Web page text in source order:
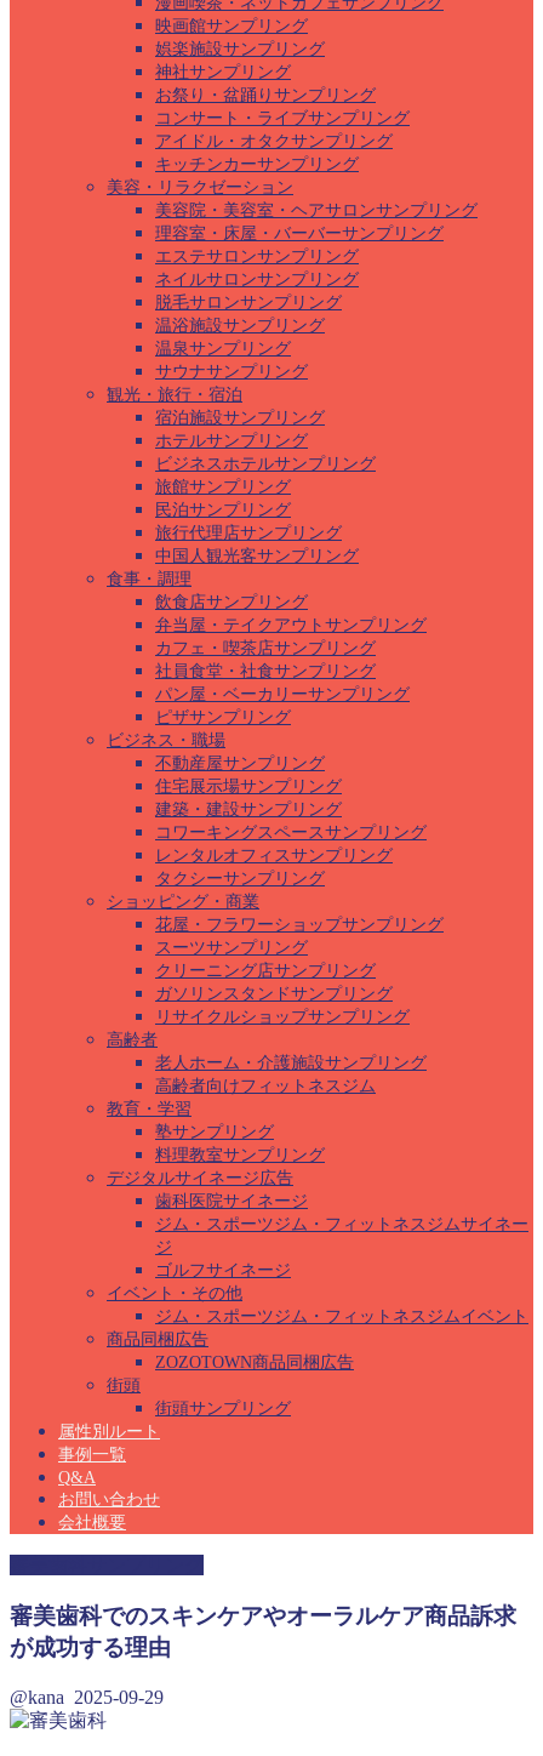
映画館サンプリング
娯楽施設サンプリング
神社サンプリング
お祭り・盆踊りサンプリング
コンサート・ライブサンプリング
アイドル・オタクサンプリング
キッチンカーサンプリング
美容・リラクゼーション
美容院・美容室・ヘアサロンサンプリング
理容室・床屋・バーバーサンプリング
エステサロンサンプリング
ネイルサロンサンプリング
脱毛サロンサンプリング
温浴施設サンプリング
温泉サンプリング
サウナサンプリング
観光・旅行・宿泊
宿泊施設サンプリング
ホテルサンプリング
ビジネスホテルサンプリング
旅館サンプリング
民泊サンプリング
旅行代理店サンプリング
中国人観光客サンプリング
食事・調理
飲食店サンプリング
弁当屋・テイクアウトサンプリング
カフェ・喫茶店サンプリング
社員食堂・社食サンプリング
パン屋・ベーカリーサンプリング
ピザサンプリング
ビジネス・職場
不動産屋サンプリング
住宅展示場サンプリング
建築・建設サンプリング
コワーキングスペースサンプリング
レンタルオフィスサンプリング
タクシーサンプリング
ショッピング・商業
花屋・フラワーショップサンプリング
スーツサンプリング
クリーニング店サンプリング
ガソリンスタンドサンプリング
リサイクルショップサンプリング
高齢者
老人ホーム・介護施設サンプリング
高齢者向けフィットネスジム
教育・学習
塾サンプリング
料理教室サンプリング
デジタルサイネージ広告
歯科医院サイネージ
ジム・スポーツジム・フィットネスジムサイネー
ジ
ゴルフサイネージ
イベント・その他
ジム・スポーツジム・フィットネスジムイベント
商品同梱広告
ZOZOTOWN商品同梱広告
街頭
街頭サンプリング
属性別ルート
事例一覧
Q&A
お問い合わせ
会社概要
審美歯科でのスキンケアやオーラルケア商品訴求
が成功する理由
@kana 2025-09-29